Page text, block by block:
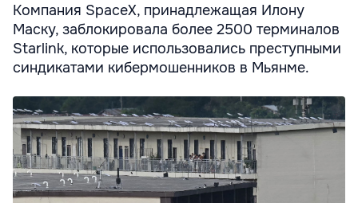
Компания SpaceX, принадлежащая Илону
Маску, заблокировала более 2500 терминалов
Starlink, которые использовались преступными
синдикатами кибермошенников в Мьянме.